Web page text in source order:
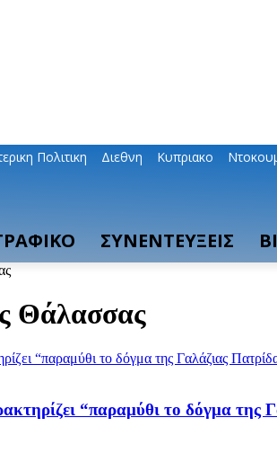
Πολιτικη Διεθνη Κυπριακο
ΣΥΝΕΝΤΕΥΞΕΙΣ
Θάλασσας
“παραμύθι το δόγμα της